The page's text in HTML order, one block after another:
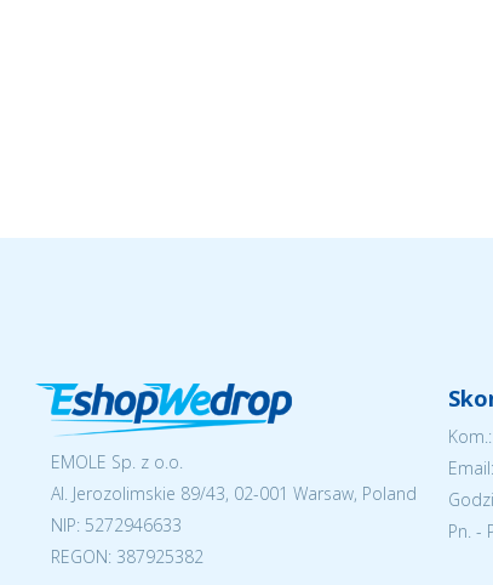
EMOLE Sp. z o.o.
Al. Jerozolimskie 89/43, 02-001 Warsaw, Poland
NIP: 5272946633
REGON: 387925382
Kom.:
Pn. -